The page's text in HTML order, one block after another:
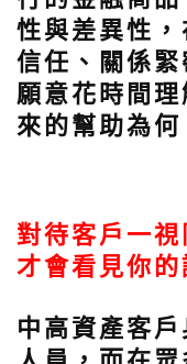
性與差異性
信任、關係
願意花時間
來的幫助為何
對待客戶一
才會看見你的
中高資產客